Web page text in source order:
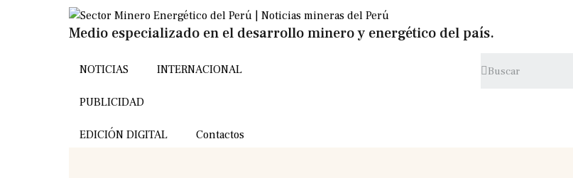
Medio especializado en el desarrollo minero y energético del país.
NOTICIAS INTERNACIONAL
PUBLICIDAD
EDICIÓN DIGITAL Contactos